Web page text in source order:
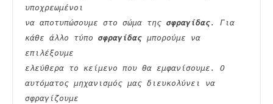
υποχρεωμένοι
να αποτυπώσουμε στο σώμα της σφραγίδας. Για
κάθε άλλο τύπο σφραγίδας μπορούμε να
επιλέξουμε
ελεύθερα το κείμενο που θα εμφανίσουμε. Ο
αυτόματος μηχανισμός μας διευκολύνει να
σφραγίζουμε